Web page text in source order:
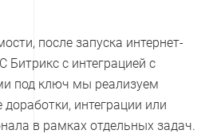
после запуска интернет-
Битрикс с интеграцией с
под ключ мы реализуем
интеграции или
в рамках отдельных задач.